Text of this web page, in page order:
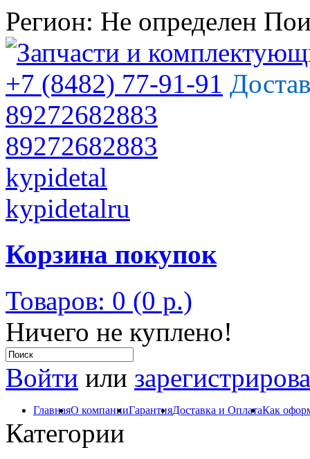
Регион: Не определен
+7 (8482) 77-91-91
89272682883
89272682883
kypidetal
kypidetalru
Корзина покупок
Товаров: 0 (0 р.)
Ничего не куплено!
Войти или
ГлавнаяО компанииГарантияДоставка и ОплатаКак
Категории